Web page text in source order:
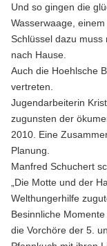
Und so gingen die
Wasserwaage,
Schlüssel dazu
nach Hause.
Auch die Hoehlsche
vertreten.
Jugendarbeiterin
zugunsten der
2010. Eine
Planung.
Manfred Schuchert
„Die Motte und der
Welthungerhilfe
Besinnliche
die Vorchöre der 5.